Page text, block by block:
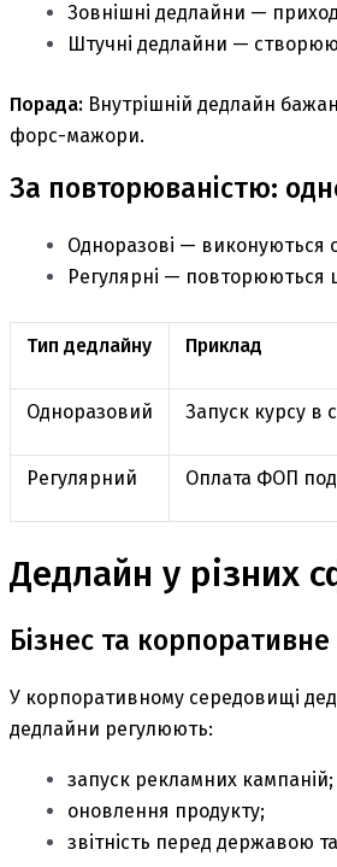
Зовнішні дедлайни —
Штучні дедлайни —
Порада: Внутрішній дедлайн
форс-мажори.
За повторюваністю:
Одноразові — виконуються
Регулярні — повторюються
Тип дедлайну Приклад
Одноразовий Запуск курсу в
Регулярний Оплата ФОП
Дедлайн у різних
Бізнес та
У корпоративному середовищі
дедлайни регулюють:
запуск рекламних кампаній;
оновлення продукту;
звітність перед державою